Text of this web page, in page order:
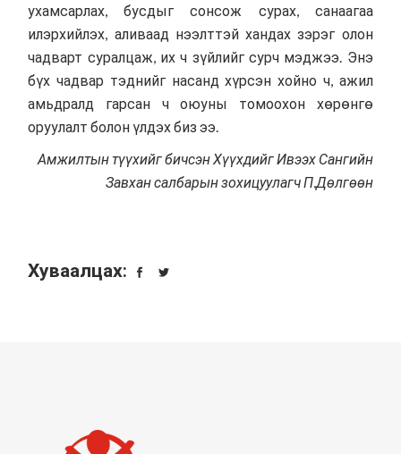
ухамсарлах, бусдыг сонсож сурах, санаагаа
илэрхийлэх, аливаад нээлттэй хандах зэрэг олон
чадварт суралцаж, их ч зүйлийг сурч мэджээ. Энэ
бүх чадвар тэднийг насанд хүрсэн хойно ч, ажил
амьдралд гарсан ч оюуны томоохон хөрөнгө
оруулалт болон үлдэх биз ээ.
Амжилтын түүхийг бичсэн Хүүхдийг Ивээх Сангийн
Завхан салбарын зохицуулагч П.Дөлгөөн
Хуваалцах: